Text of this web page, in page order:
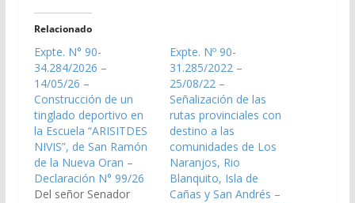
Relacionado
Expte. N° 90-
34.284/2026 –
14/05/26 –
Construcción de un
tinglado deportivo en
la Escuela “ARISITDES
NIVIS”, de San Ramón
de la Nueva Oran –
Declaración N° 99/26
Del señor Senador
Expte. Nº 90-
31.285/2022 –
25/08/22 –
Señalización de las
rutas provinciales con
destino a las
comunidades de Los
Naranjos, Rio
Blanquito, Isla de
Cañas y San Andrés –